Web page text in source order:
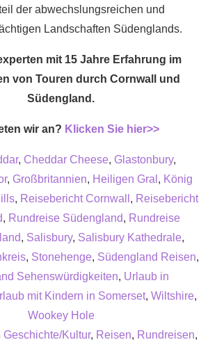
der abwechslungsreichen und
Landschaften Südenglands.
mit 15 Jahre Erfahrung im
von Touren durch Cornwall und
Südengland.
wir an? Klicken Sie hier>>
, Cheddar Cheese, Glastonbury,
, Großbritannien, Heiligen Gral , König
, Reisebericht Cornwall , Reisebericht
, Rundreise Südengland, Rundreise
, Salisbury, Salisbury Kathedrale,
, Stonehenge, Südengland Reisen,
Sehenswürdigkeiten, Urlaub in
mit Kindern in Somerset,Wiltshire,
Wookey Hole
Geschichte/Kultur, Reisen, Rundreisen,